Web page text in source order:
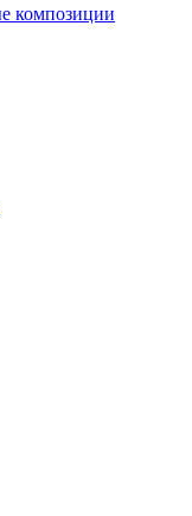
композиции